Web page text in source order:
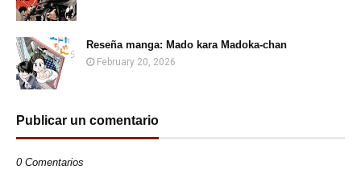
Reseña manga: Mado kara Madoka-chan
February 20, 2026
Publicar un comentario
0 Comentarios